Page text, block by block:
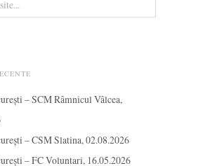
– SCM Râmnicul Vâlcea,
– CSM Slatina, 02.08.2026
– FC Voluntari, 16.05.2026